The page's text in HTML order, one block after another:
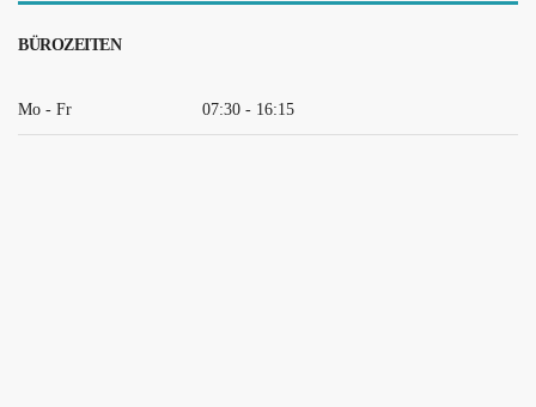
BÜROZEITEN
Mo - Fr 07:30 - 16:15